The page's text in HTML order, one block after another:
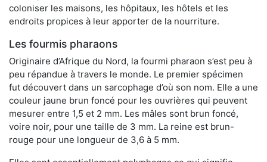
coloniser les maisons, les hôpitaux, les hôtels et les
endroits propices à leur apporter de la nourriture.
Les fourmis pharaons
Originaire d’Afrique du Nord, la fourmi pharaon s’est peu à
peu répandue à travers le monde. Le premier spécimen
fut découvert dans un sarcophage d’où son nom. Elle a une
couleur jaune brun foncé pour les ouvrières qui peuvent
mesurer entre 1,5 et 2 mm. Les mâles sont brun foncé,
voire noir, pour une taille de 3 mm. La reine est brun-
rouge pour une longueur de 3,6 à 5 mm.